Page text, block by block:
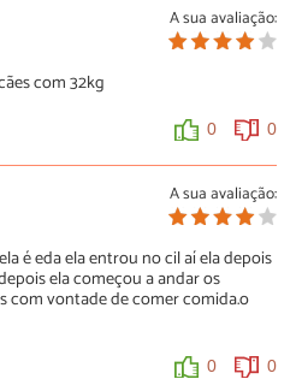
A sua avaliação:
com 32kg
0 0
A sua avaliação:
é eda ela entrou no cil aí ela depois
ela começou a andar os
com vontade de comer comida.o
0 0